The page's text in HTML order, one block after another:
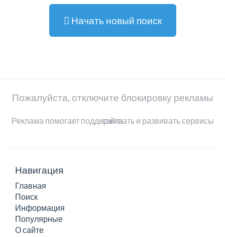
Начать новый поиск
Пожалуйста, отключите блокировку рекламы
Реклама помогает поддерживать и развивать сервисы сайта
Навигация
Главная
Поиск
Информация
Популярные
О сайте